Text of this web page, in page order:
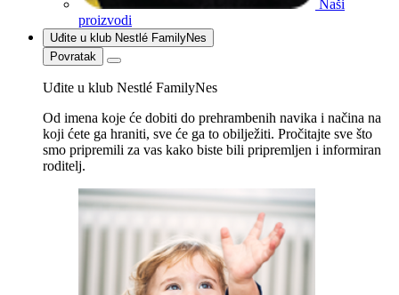
Naši
proizvodi
Uđite u klub Nestlé FamilyNes
Povratak
Uđite u klub Nestlé FamilyNes
Od imena koje će dobiti do prehrambenih navika i načina na
koji ćete ga hraniti, sve će ga to obilježiti. Pročitajte sve što
smo pripremili za vas kako biste bili pripremljen i informiran
roditelj.